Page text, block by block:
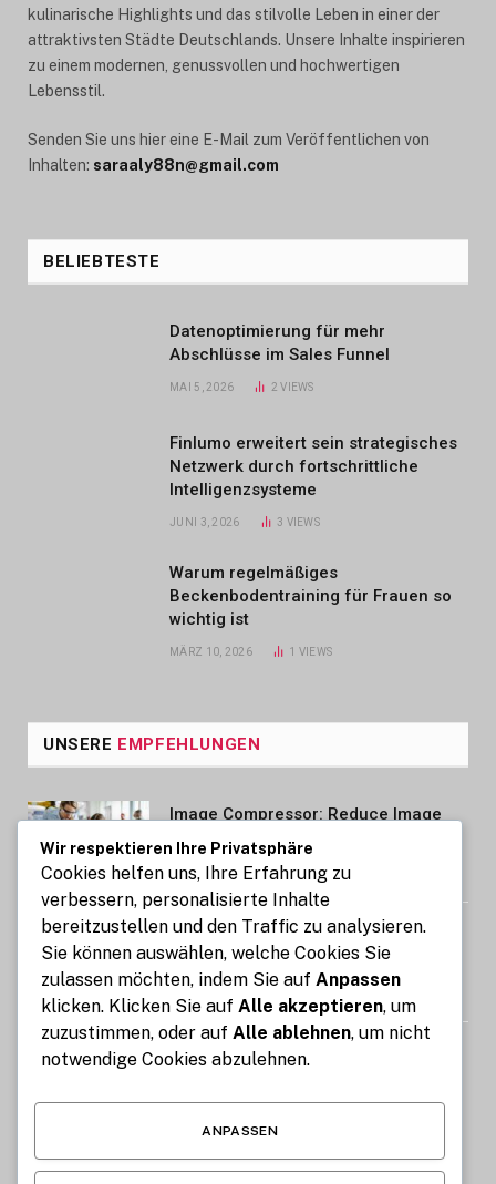
kulinarische Highlights und das stilvolle Leben in einer der
attraktivsten Städte Deutschlands. Unsere Inhalte inspirieren
zu einem modernen, genussvollen und hochwertigen
Lebensstil.
Senden Sie uns hier eine E-Mail zum Veröffentlichen von
Inhalten: saraaly88n@gmail.com
BELIEBTESTE
Datenoptimierung für mehr
Abschlüsse im Sales Funnel
MAI 5, 2026 2VIEWS
Finlumo erweitert sein strategisches
Netzwerk durch fortschrittliche
Intelligenzsysteme
JUNI 3, 2026 3 VIEWS
Warum regelmäßiges
Beckenbodentraining für Frauen so
wichtig ist
MÄRZ 10, 2026 1 VIEWS
UNSERE EMPFEHLUNGEN
Image Compressor: Reduce Image
Size Without Losing Quality for Free
AUGUST 6, 2026
Auto mit Fahrer in Südindien Kosten
und wichtige Informationen
AUGUST 6, 2026
STIG ROCK Erfahrungen Deutsch
Wir respektieren Ihre Privatsphäre
Cookies helfen uns, Ihre Erfahrung zu
verbessern, personalisierte Inhalte
bereitzustellen und den Traffic zu analysieren.
Sie können auswählen, welche Cookies Sie
zulassen möchten, indem Sie auf Anpassen
klicken. Klicken Sie auf Alle akzeptieren, um
zuzustimmen, oder auf Alle ablehnen, um nicht
notwendige Cookies abzulehnen.
ANPASSEN